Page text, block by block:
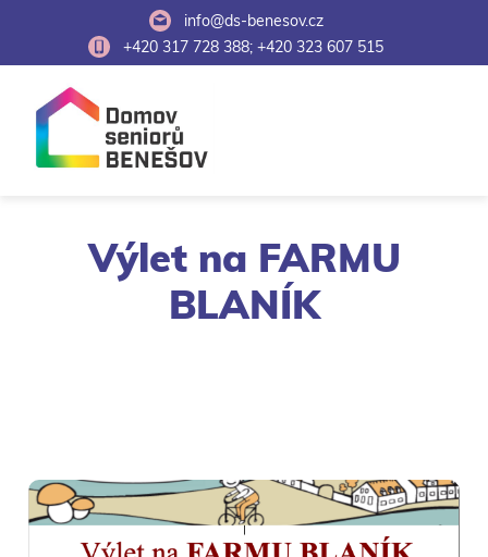
info@ds-benesov.cz
+420 317 728 388; +420 323 607 515
Výlet na FARMU
BLANÍK